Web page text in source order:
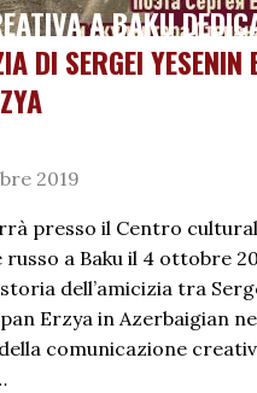
A BAKU
DI SERGEI YESENIN
2019
presso il Centro
a Baku il 4 ottobre
dell’amicizia tra
Erzya in Azerbaigian
comunicazione